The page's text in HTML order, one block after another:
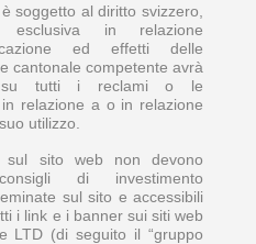
soggetto al diritto svizzero,
in relazione
ed effetti delle
cantonale competente avrà
su tutti i reclami o le
relazione a o in relazione
utilizzo.
sul sito web non devono
di investimento
sul sito e accessibili
i link e i banner sui siti web
LTD (di seguito il “gruppo